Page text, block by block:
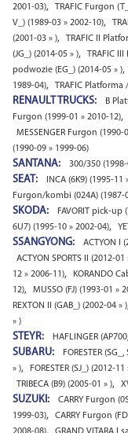
2001-03), TRAFIC Furgon
V_) (1989-03 » 2002-10),
(2001-03 » ), TRAFIC II
(JG_) (2014-05 » ), TRAFIC
podwozie (EG_) (2014-05 » ),
1989-04), TRAFIC Platforma
RENAULT TRUCKS: B
Furgon (1999-01 » 2010-12),
MESSENGER Furgon (1990-
(1990-09 » 1999-06)
SANTANA: 300/350 (1998-
SEAT: INCA (6K9) (1995-11
Furgon/kombi (024A) (1987-
SKODA: FAVORIT pick-up
6U7) (1995-10 » 2002-04),
SSANGYONG: ACTYON I
ACTYON SPORTS II (2012-01
12 » 2006-11), KORANDO
12), MUSSO (FJ) (1993-01 »
REXTON II (GAB_) (2002-04 » )
» )
STEYR: HAFLINGER
SUBARU: FORESTER
» ), FORESTER (SJ_) (2012-11
TRIBECA (B9) (2005-01 » ),
SUZUKI: CARRY Furgon
1999-03), CARRY Furgon